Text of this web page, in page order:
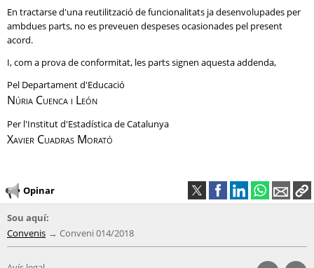
En tractarse d'una reutilització de funcionalitats ja desenvolupades per
ambdues parts, no es preveuen despeses ocasionades pel present
acord.
I, com a prova de conformitat, les parts signen aquesta addenda,
Pel Departament d'Educació
Núria Cuenca i León
Per l'Institut d'Estadística de Catalunya
Xavier Cuadras Morató
Opinar
Sou aquí:
Convenis
Conveni 014/2018